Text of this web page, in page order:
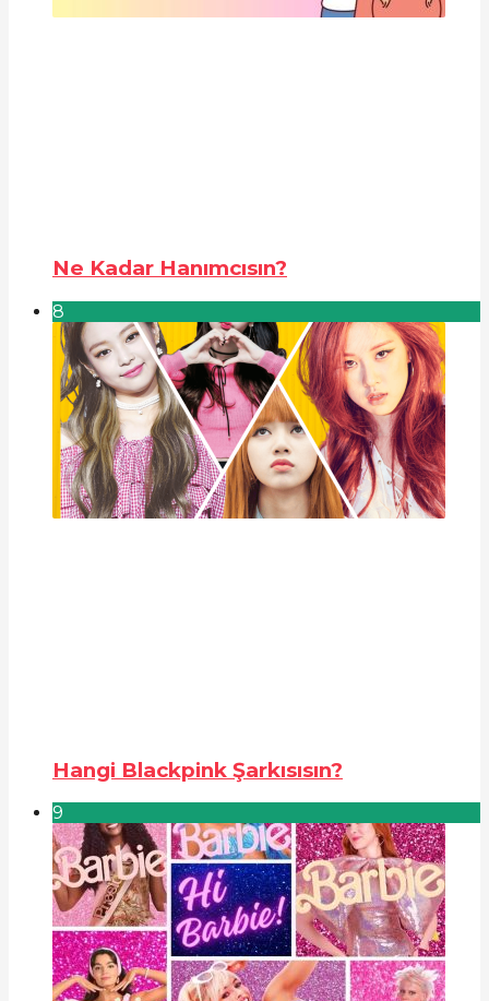
Ne Kadar Hanımcısın?
8
Hangi Blackpink Şarkısısın?
9